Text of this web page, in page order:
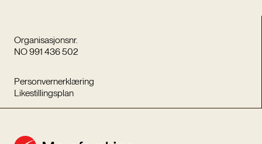
Organisasjonsnr.
NO 991 436 502
Personvernerklæring
Likestillingsplan